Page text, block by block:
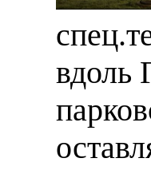
вдоль